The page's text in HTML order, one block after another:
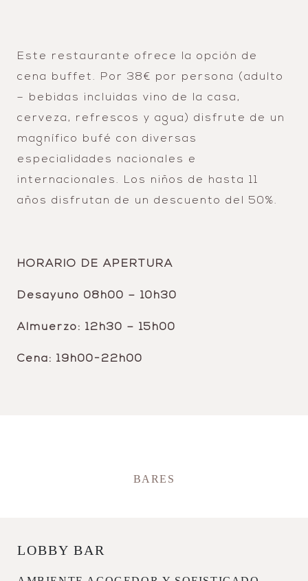
Este restaurante ofrece la opción de
cena buffet. Por 38€ por persona (adulto
– bebidas incluidas vino de la casa,
cerveza, refrescos y agua) disfrute de un
magnífico bufé con diversas
especialidades nacionales e
internacionales. Los niños de hasta 11
años disfrutan de un descuento del 50%.
HORARIO DE APERTURA
Desayuno 08h00 – 10h30
Almuerzo: 12h30 – 15h00
Cena: 19h00-22h00
BARES
LOBBY BAR